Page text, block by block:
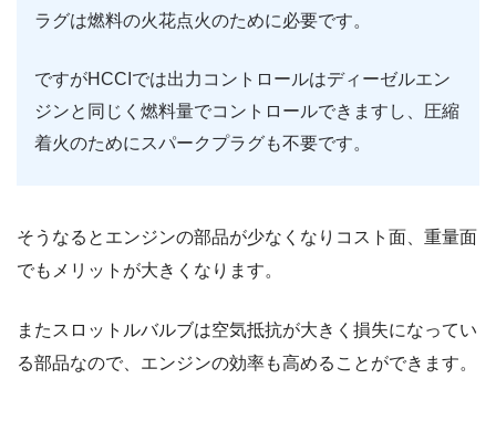
ラグは燃料の火花点火のために必要です。
ですがHCCIでは出力コントロールはディーゼルエン
ジンと同じく燃料量でコントロールできますし、圧縮
着火のためにスパークプラグも不要です。
そうなるとエンジンの部品が少なくなりコスト面、重量面
でもメリットが大きくなります。
またスロットルバルブは空気抵抗が大きく損失になってい
る部品なので、エンジンの効率も高めることができます。